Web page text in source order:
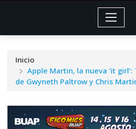
Inicio
Apple Martin, la nueva ‘it
de Gwyneth Paltrow y Chris